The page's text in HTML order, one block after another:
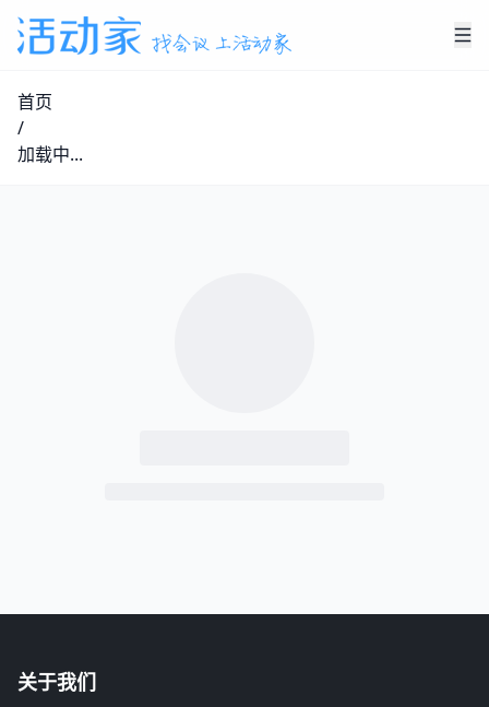
首页
/
加载中...
关于我们